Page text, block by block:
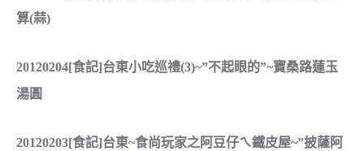
算(蒜)
20120204[食記]台東小吃巡禮(3)~”不起眼的”~寶桑路蓮玉
湯圓
20120203[食記]台東~食尚玩家之阿豆仔ㄟ鐵皮屋~”披薩阿